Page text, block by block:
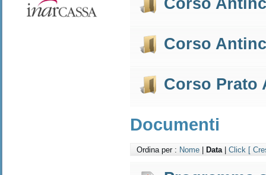
Corso
Corso
Corso
Documenti
Ordina per : Nome Data Click [